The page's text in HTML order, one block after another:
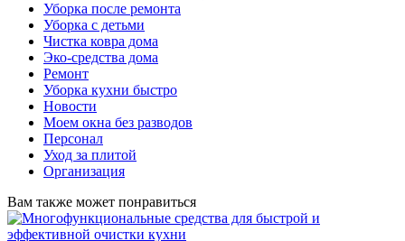
Уборка после ремонта
Уборка с детьми
Чистка ковра дома
Эко-средства дома
Ремонт
Уборка кухни быстро
Новости
Моем окна без разводов
Персонал
Уход за плитой
Организация
Вам также может понравиться